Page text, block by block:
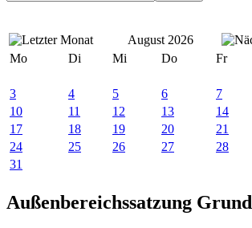
August 2026
Mo
Di Mi Do Fr
3
4 5 6 7
10
11 12 13 14
17
18 19 20 21
24
25 26 27 28
31
Außenbereichssatzung Grund